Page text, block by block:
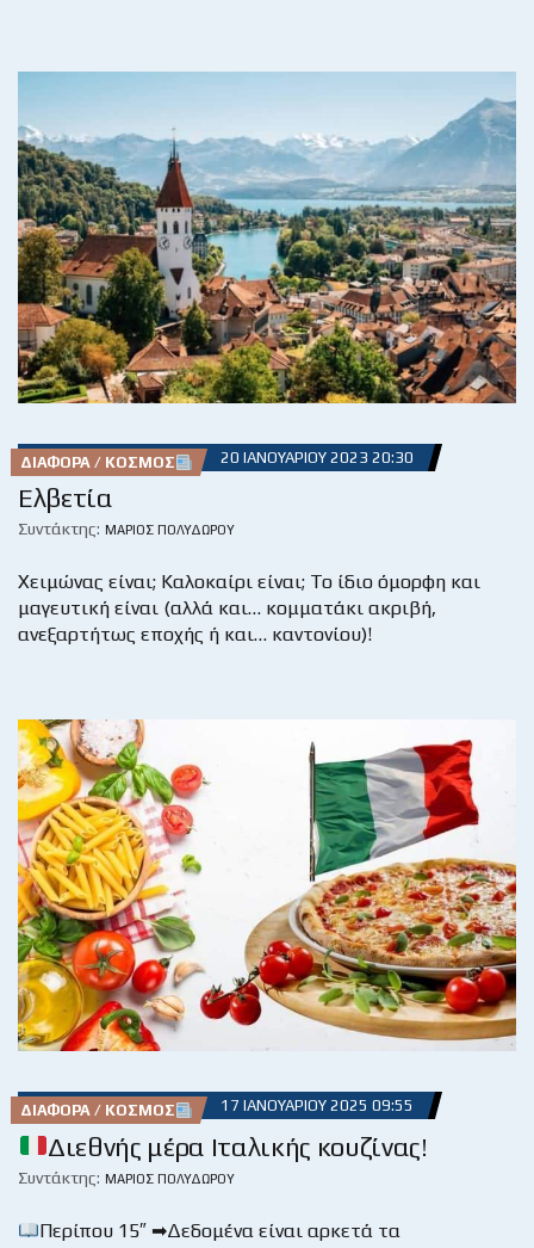
ΔΙΆΦΟΡΑ / ΚΌΣΜΟΣ 20 ΙΑΝΟΥΑΡΊΟΥ 2023 20:30
Ελβετία
Συντάκτης: ΜΆΡΙΟΣ ΠΟΛΥΔΏΡΟΥ
Χειμώνας είναι; Καλοκαίρι είναι; Το ίδιο όμορφη και
μαγευτική είναι (αλλά και… κομματάκι ακριβή,
ανεξαρτήτως εποχής ή και… καντονίου)!
ΔΙΆΦΟΡΑ / ΚΌΣΜΟΣ 17 ΙΑΝΟΥΑΡΊΟΥ 2025 09:55
Διεθνής μέρα Ιταλικής κουζίνας!
Συντάκτης: ΜΆΡΙΟΣ ΠΟΛΥΔΏΡΟΥ
Περίπου 15″ ➡Δεδομένα είναι αρκετά τα